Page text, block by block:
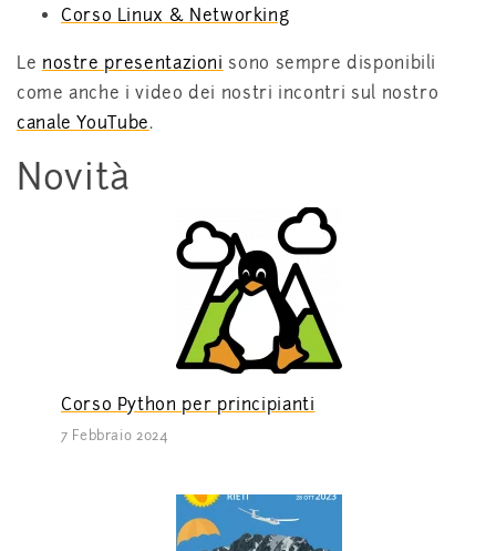
Corso Linux & Networking
Le nostre presentazioni sono sempre disponibili
come anche i video dei nostri incontri sul nostro
canale YouTube.
Novità
Corso Python per principianti
7 Febbraio 2024